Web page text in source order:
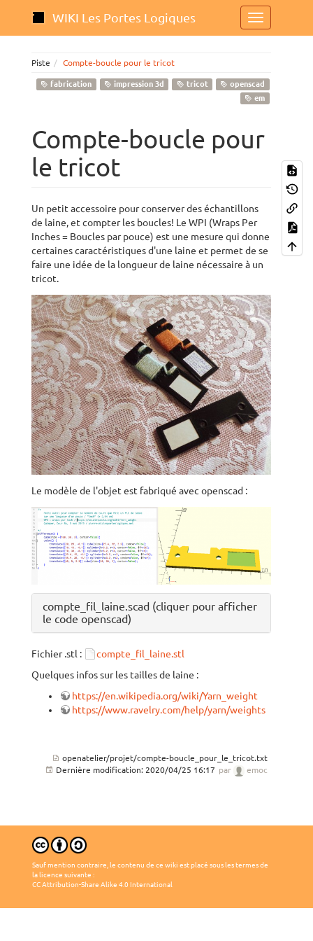
WIKI Les Portes Logiques
Piste Compte-boucle pour le tricot
fabrication impression 3d tricot
openscad
em
Compte-boucle pour
le tricot
Un petit accessoire pour conserver des échantillons
de laine, et compter les boucles! Le WPI (Wraps Per
Inches = Boucles par pouce) est une mesure qui donne
certaines caractéristiques d'une laine et permet de se
faire une idée de la longueur de laine nécessaire à un
tricot.
Le modèle de l'objet est fabriqué avec openscad :
compte_fil_laine.scad (cliquer pour afficher
le code openscad)
Fichier .stl :
compte_fil_laine.stl
Quelques infos sur les tailles de laine :
https://en.wikipedia.org/wiki/Yarn_weight
https://www.ravelry.com/help/yarn/weights
openatelier/projet/compte-boucle_pour_le_tricot.txt
Dernière modification: 2020/04/25 16:17 par emoc
Sauf mention contraire, le contenu de ce wiki est placé sous les termes de
la licence suivante :
CC Attribution-Share Alike 4.0 International